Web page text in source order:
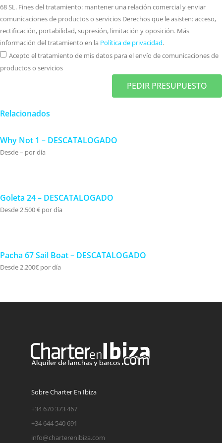
68 SL. Fines del tratamiento: mantener una relación comercial y enviar
comunicaciones de productos o servicios Derechos que le asisten: acceso,
rectificación, portabilidad, supresión, limitación y oposición. Más
información del tratamiento en la Política de privacidad.
Acepto el tratamiento de mis datos para el envío de comunicaciones de
productos o servicios
PEDIR PRESUPUESTO
Relacionados
Why Not 1 – DESCATALOGADO
Desde – por día
Goleta 24 – DESCATALOGADO
Desde 2.500 € por día
Pacha 67 Sail Boat – DESCATALOGADO
Desde 2.200€ por día
Sobre Charter En Ibiza
+34 670 373 467
+34 644 540 691
info@charterenibiza.com